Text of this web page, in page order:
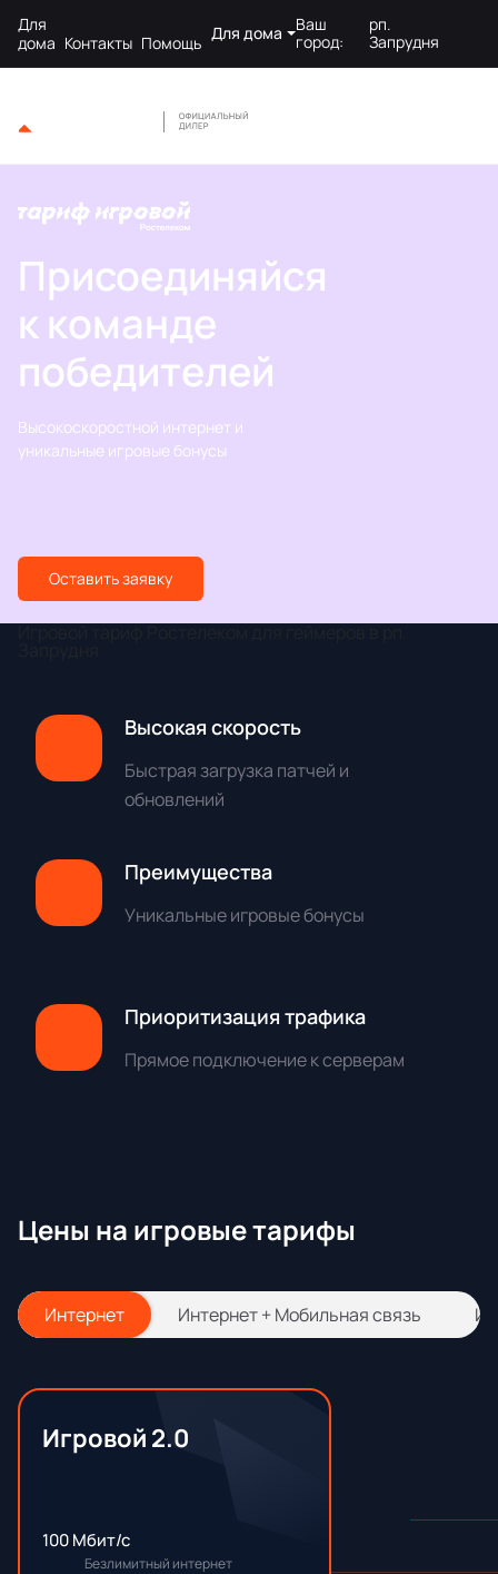
Для
дома Контакты Помощь Для дома
Ваш
город:
рп.
Запрудня
Присоединяйся
к команде
победителей
Высокоскоростной интернет и
уникальные игровые бонусы
Оставить заявку
Высокая скорость
Быстрая загрузка патчей и
обновлений
Преимущества
Уникальные игровые бонусы
Приоритизация трафика
Прямое подключение к серверам
Цены на игровые тарифы
Интернет Интернет + Мобильная связь
Игровой 2.0
100 Мбит/с
Безлимитный интернет